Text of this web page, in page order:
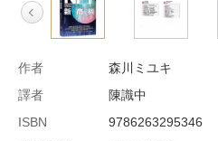
作者
森川ミユキ
譯者
陳識中
ISBN
9786263295346